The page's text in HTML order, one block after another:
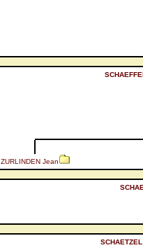
ZURLINDEN Jean